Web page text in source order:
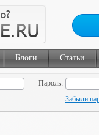
Блоги Статьи
Пароль:
Забыли